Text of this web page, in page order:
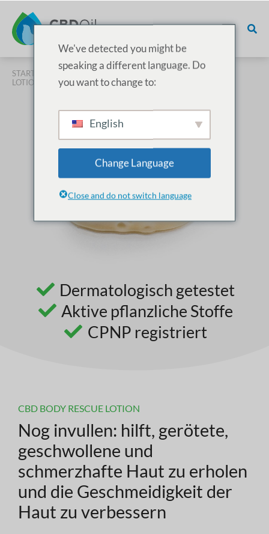
STARTSEITE PRODUKTE CBD-KOSMETIK
/ BODY RESCUE
LOTION
Dermatologisch getestet
Aktive pflanzliche Stoffe
CPNP registriert
CBD BODY RESCUE LOTION
Nog invullen: hilft, gerötete,
geschwollene und
schmerzhafte Haut zu erholen
und die Geschmeidigkeit der
Haut zu verbessern
We've detected you might be
speaking a different language. Do
you want to change to:
English
Change Language
Close and do not switch language